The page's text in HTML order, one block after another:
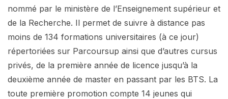
nommé par le ministère de l’Enseignement supérieur et
de la Recherche. Il permet de suivre à distance pas
moins de 134 formations universitaires (à ce jour)
répertoriées sur Parcoursup ainsi que d’autres cursus
privés, de la première année de licence jusqu’à la
deuxième année de master en passant par les BTS. La
toute première promotion compte 14 jeunes qui